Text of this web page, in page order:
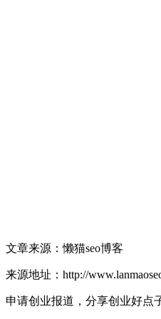
文章来源：懒猫seo博客
来源地址：http://
申请创业报道，分享创业好点